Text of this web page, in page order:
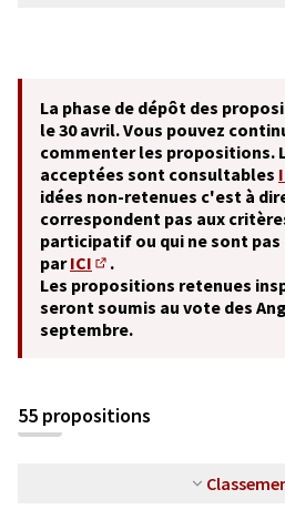
La phase de dépôt des
le 30 avril. Vous pouvez
commenter les propositions.
acceptées sont consultables
idées non-retenues c'est à
correspondent pas aux
participatif ou qui ne sont
parICI
(S'ouvre dans un nouvel
.
Les propositions retenues
seront soumis au vote des
septembre.
55 propositions